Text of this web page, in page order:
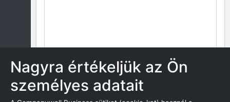
Nagyra értékeljük az Ön
személyes adatait